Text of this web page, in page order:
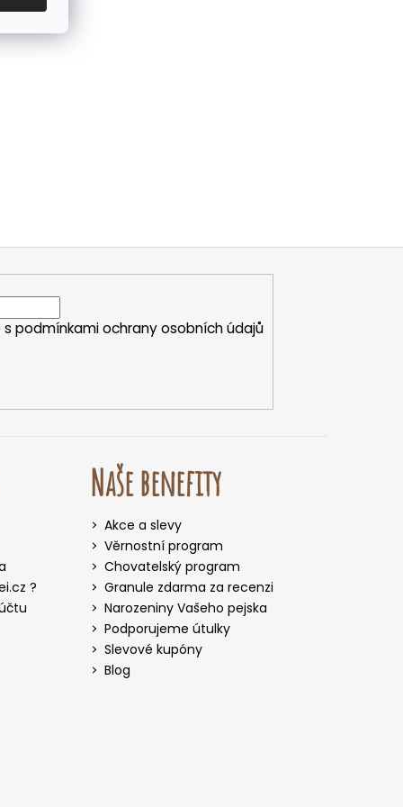
s podmínkami ochrany osobních údajů
?
Naše benefity
Akce a slevy
Věrnostní program
Chovatelský program
Granule zdarma za recenzi
Narozeniny Vašeho pejska
Podporujeme útulky
Slevové kupóny
Blog